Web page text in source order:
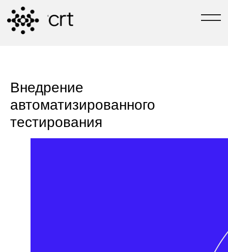
РАЗРАБОТЧИКИ №1 В ТЮМЕНИ
Внедрение
автоматизированного
тестирования